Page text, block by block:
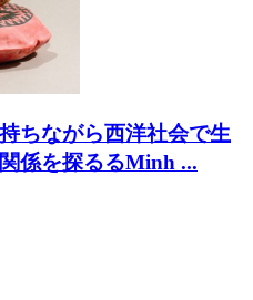
ちながら西洋社会で生
係を探るるMinh ...